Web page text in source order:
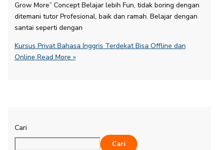
Grow More” Concept Belajar lebih Fun, tidak boring dengan
ditemani tutor Profesional, baik dan ramah. Belajar dengan
santai seperti dengan
Kursus Privat Bahasa Inggris Terdekat Bisa Offline dan
Online Read More »
Cari
Cari